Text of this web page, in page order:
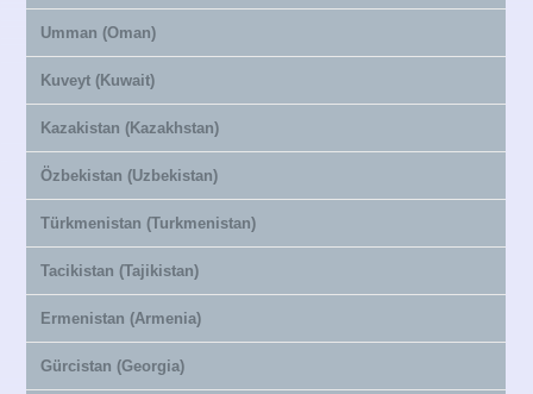
Umman (Oman)
Kuveyt (Kuwait)
Kazakistan (Kazakhstan)
Özbekistan (Uzbekistan)
Türkmenistan (Turkmenistan)
Tacikistan (Tajikistan)
Ermenistan (Armenia)
Gürcistan (Georgia)